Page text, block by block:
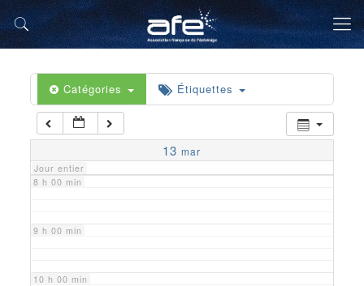
Catégories Étiquettes
13 mar
Jour entier
5 h 00 min
6 h 00 min
7 h 00 min
8 h 00 min
9 h 00 min
10 h 00 min